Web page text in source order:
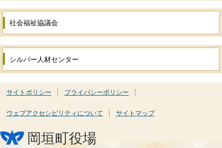
社会福祉協議会
シルバー人材センター
サイトポリシー プライバシーポリシー
ウェブアクセシビリティについて サイトマップ
岡垣町役場